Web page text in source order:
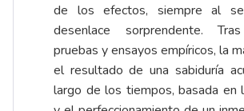
de los efectos, siempre al
desenlace sorprendente.
pruebas y ensayos empíricos, la
el resultado de una sabiduría
largo de los tiempos, basada en